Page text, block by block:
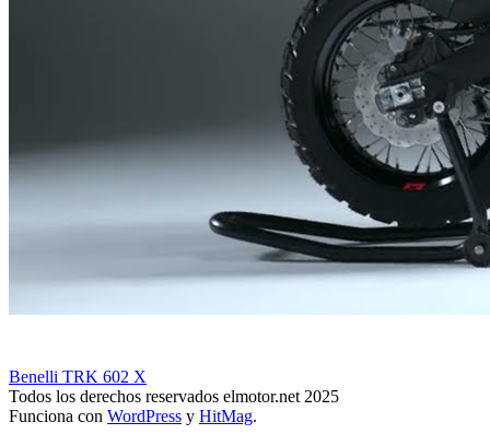
Benelli TRK 602 X
Todos los derechos reservados elmotor.net 2025
Funciona con WordPress y HitMag.